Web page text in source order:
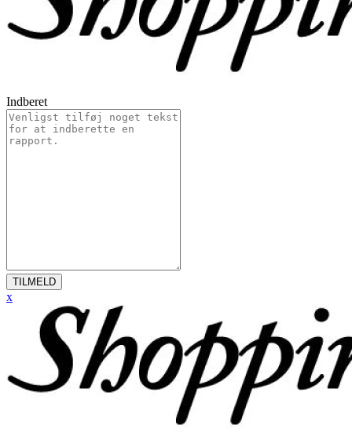
Indberet
TILMELD
x